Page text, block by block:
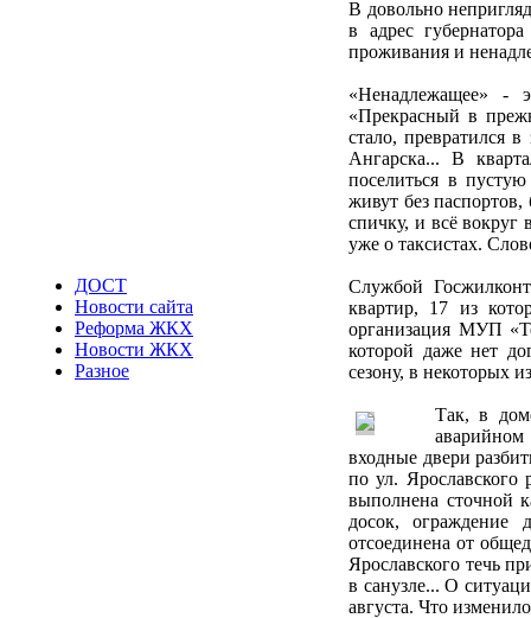
ДОСТ
Новости сайта
Реформа ЖКХ
Новости ЖКХ
Разное
В довольно
в адрес
проживания и
«Ненадлежащее» -
«Прекрасный в
стало, превратился
Ангарска... В
поселиться в
живут без
спичку, и всё вокруг
уже о таксистах.
Службой
квартир, 17 из
организация МУП
которой даже нет
сезону, в некоторых
Так, в
входные двери
по ул. Ярославского
выполнена сточной
досок, ограждение
отсоединена от
Ярославского течь
в санузле... О
августа. Что